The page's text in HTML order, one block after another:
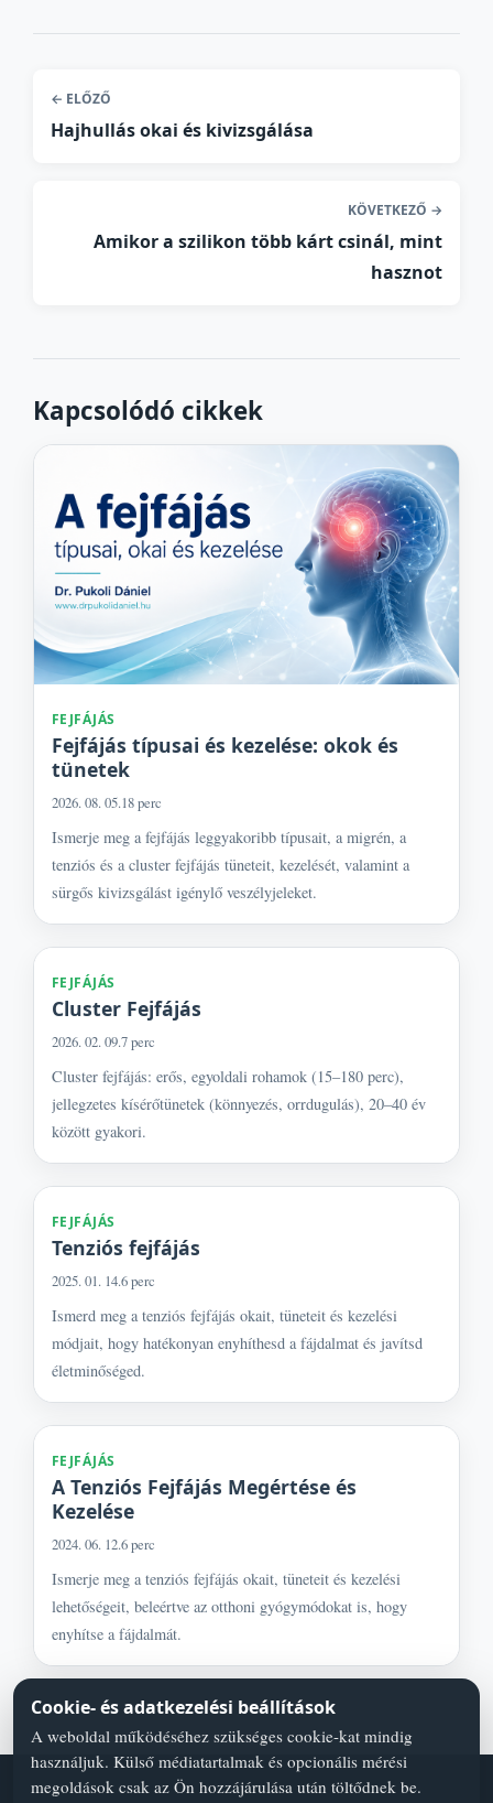
← ELŐZŐ
Hajhullás okai és kivizsgálása
KÖVETKEZŐ →
Amikor a szilikon több kárt csinál, mint
hasznot
Kapcsolódó cikkek
FEJFÁJÁS
Fejfájás típusai és kezelése: okok és
tünetek
2026. 08. 05.18 perc
Ismerje meg a fejfájás leggyakoribb típusait, a migrén, a
tenziós és a cluster fejfájás tüneteit, kezelését, valamint a
sürgős kivizsgálást igénylő veszélyjeleket.
FEJFÁJÁS
Cluster Fejfájás
2026. 02. 09.7 perc
Cluster fejfájás: erős, egyoldali rohamok (15–180 perc),
jellegzetes kísérőtünetek (könnyezés, orrdugulás), 20–40 év
között gyakori.
FEJFÁJÁS
Tenziós fejfájás
2025. 01. 14.6 perc
Ismerd meg a tenziós fejfájás okait, tüneteit és kezelési
módjait, hogy hatékonyan enyhíthesd a fájdalmat és javítsd
életminőséged.
FEJFÁJÁS
A Tenziós Fejfájás Megértése és
Kezelése
2024. 06. 12.6 perc
Ismerje meg a tenziós fejfájás okait, tüneteit és kezelési
lehetőségeit, beleértve az otthoni gyógymódokat is, hogy
enyhítse a fájdalmát.
Cookie- és adatkezelési beállítások
A weboldal működéséhez szükséges cookie-kat mindig
használjuk. Külső médiatartalmak és opcionális mérési
megoldások csak az Ön hozzájárulása után töltődnek be.